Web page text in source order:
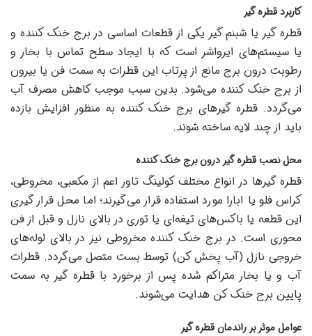
کاربرد قطره گیر
قطره گیر یا شبنم گیر یکی از قطعات اساسی در برج خنک کننده و
یا سیستم‌های ایرواشر است که با ایجاد سطح تماس با بخار و
رطوبت درون برج مانع از پرتاب این قطرات به سمت فن یا بیرون
از برج خنک کننده می‌شود. بدین سبب موجب کاهش مصرف آب
می‌گردد. قطره گیرهای برج خنک کننده به منظور افزایش بازده
باید از چند لایه ساخته شوند.
محل نصب قطره گیر درون برج خنک کننده
قطره گیرها در انواع مختلف کولینگ تاور اعم از مکعبی، مخروطی،
کراس فلو یا ابارا مورد استفاده قرار می‌گیرند؛ اما محل قرار گیری
این قطعه یا باکس‌های تیغه‌ای یا توری در بالای نازل و قبل از فن
محوری است. در برج خنک کننده مخروطی نیز در بالای لوله‌های
خروجی نازل (آب پخش کن) توسط بست متصل می‌گردد. قطرات
آب و یا بخار متراکم شده پس از برخورد با قطره گیر به سمت
پایین برج خنک کن هدایت می‌شوند.
عوامل موثر بر راندمان قطره گیر